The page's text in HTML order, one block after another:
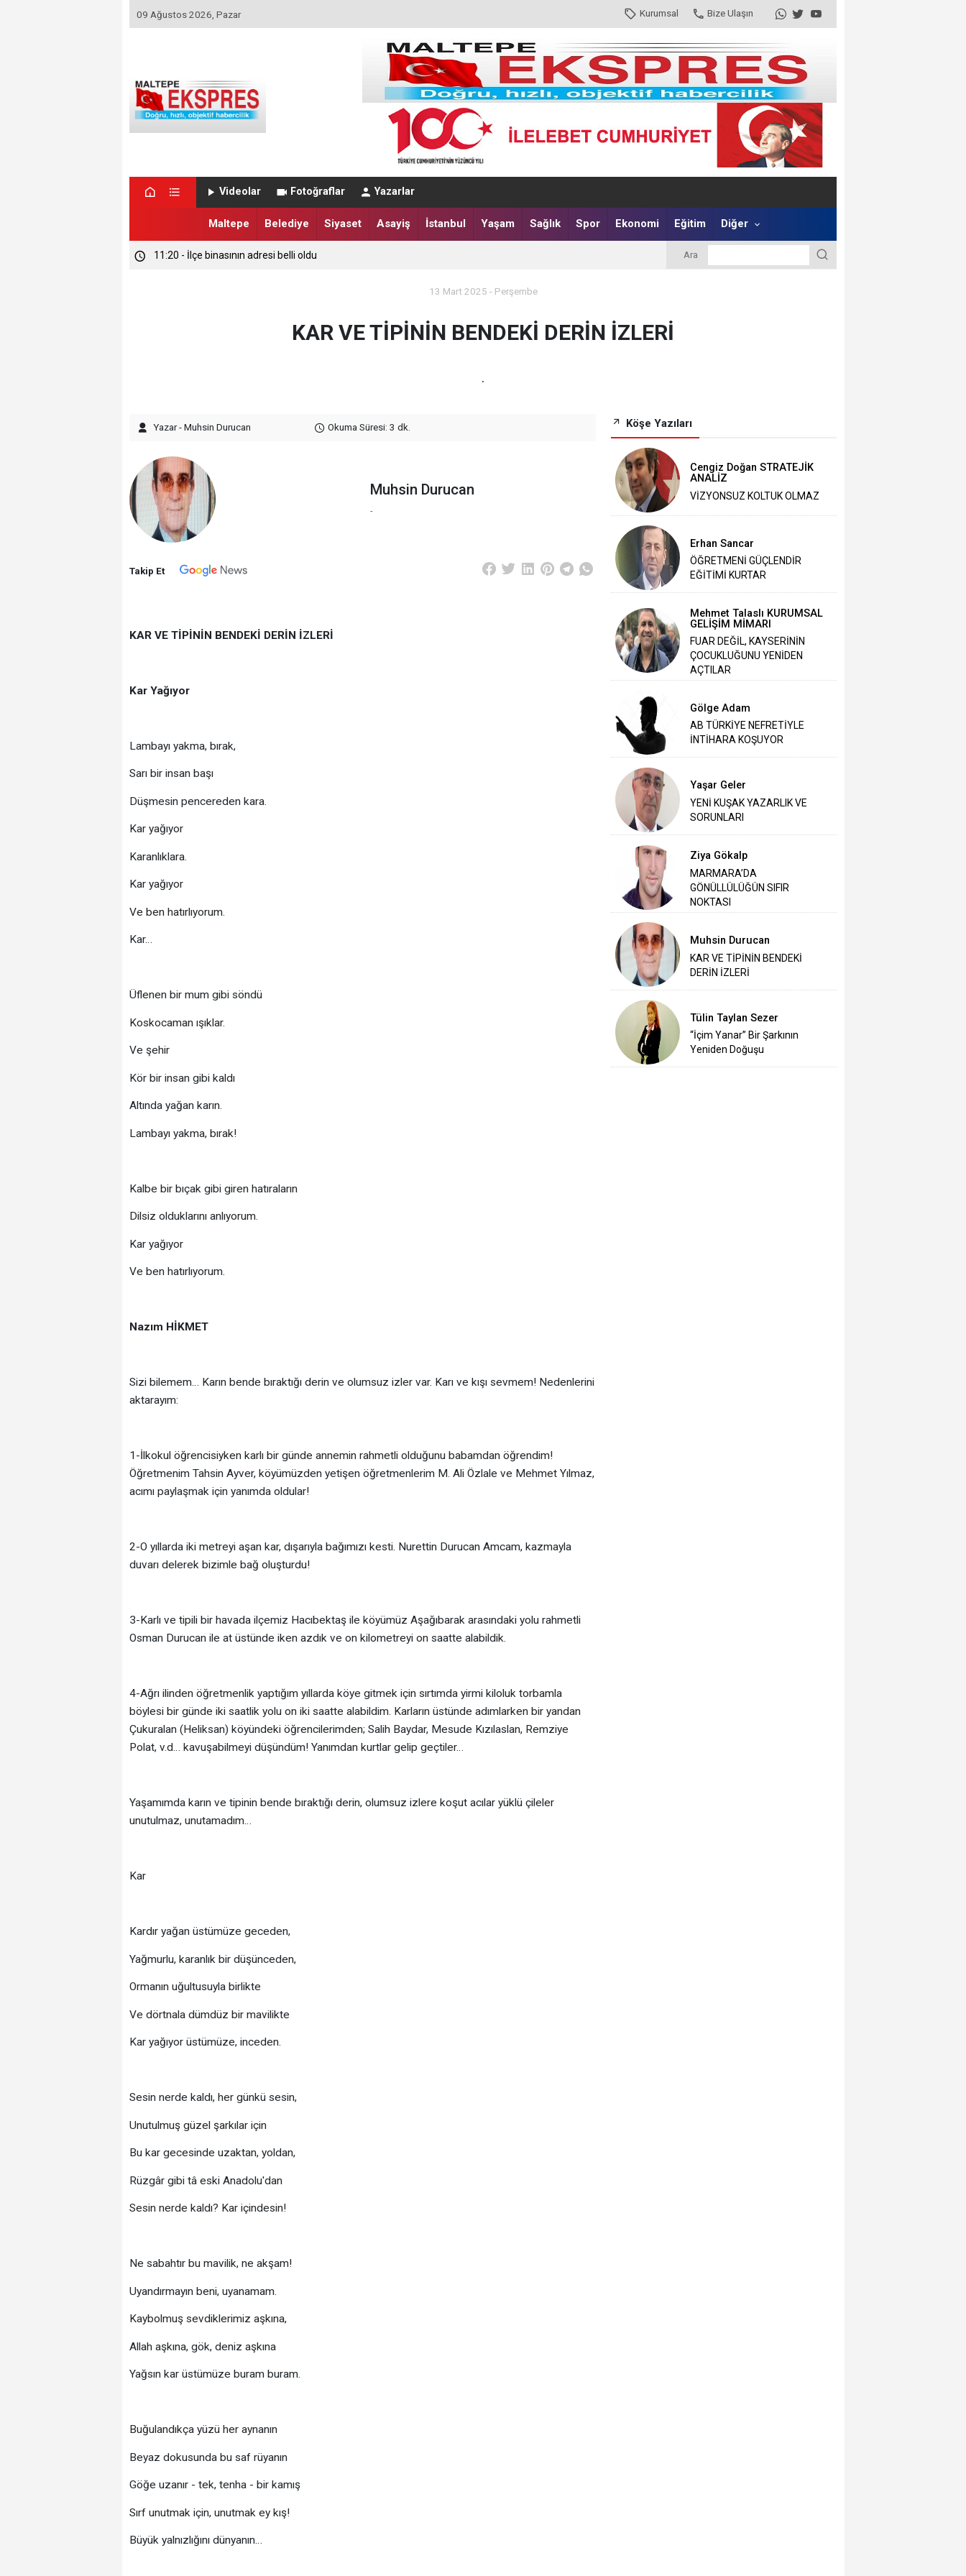
09 Ağustos 2026, Pazar Kurumsal Bize Ulaşın
Videolar Fotoğraflar Yazarlar
Maltepe Belediye Siyaset Asayiş İstanbul Yaşam Sağlık Spor Ekonomi Eğitim Diğer
11:20 - İlçe binasının adresi belli oldu Ara
13 Mart 2025 - Perşembe
KAR VE TİPİNİN BENDEKİ DERİN İZLERİ
.
Yazar - Muhsin Durucan Okuma Süresi: 3 dk.
Muhsin Durucan
-
Takip Et
KAR VE TİPİNİN BENDEKİ DERİN İZLERİ
Kar Yağıyor
Lambayı yakma, bırak,
Sarı bir insan başı
Düşmesin pencereden kara.
Kar yağıyor
Karanlıklara.
Kar yağıyor
Ve ben hatırlıyorum.
Kar…
Üflenen bir mum gibi söndü
Koskocaman ışıklar.
Ve şehir
Kör bir insan gibi kaldı
Altında yağan karın.
Lambayı yakma, bırak!
Kalbe bir bıçak gibi giren hatıraların
Dilsiz olduklarını anlıyorum.
Kar yağıyor
Ve ben hatırlıyorum.
Nazım HİKMET
Sizi bilemem… Karın bende bıraktığı derin ve olumsuz izler var. Karı ve kışı sevmem! Nedenlerini
aktarayım:
1-İlkokul öğrencisiyken karlı bir günde annemin rahmetli olduğunu babamdan öğrendim!
Öğretmenim Tahsin Ayver, köyümüzden yetişen öğretmenlerim M. Ali Özlale ve Mehmet Yılmaz,
acımı paylaşmak için yanımda oldular!
2-O yıllarda iki metreyi aşan kar, dışarıyla bağımızı kesti. Nurettin Durucan Amcam, kazmayla
duvarı delerek bizimle bağ oluşturdu!
3-Karlı ve tipili bir havada ilçemiz Hacıbektaş ile köyümüz Aşağıbarak arasındaki yolu rahmetli
Osman Durucan ile at üstünde iken azdık ve on kilometreyi on saatte alabildik.
4-Ağrı ilinden öğretmenlik yaptığım yıllarda köye gitmek için sırtımda yirmi kiloluk torbamla
böylesi bir günde iki saatlik yolu on iki saatte alabildim. Karların üstünde adımlarken bir yandan
Çukuralan (Heliksan) köyündeki öğrencilerimden; Salih Baydar, Mesude Kızılaslan, Remziye
Polat, v.d… kavuşabilmeyi düşündüm! Yanımdan kurtlar gelip geçtiler…
Yaşamımda karın ve tipinin bende bıraktığı derin, olumsuz izlere koşut acılar yüklü çileler
unutulmaz, unutamadım…
Kar
Kardır yağan üstümüze geceden,
Yağmurlu, karanlık bir düşünceden,
Ormanın uğultusuyla birlikte
Ve dörtnala dümdüz bir mavilikte
Kar yağıyor üstümüze, inceden.
Sesin nerde kaldı, her günkü sesin,
Unutulmuş güzel şarkılar için
Bu kar gecesinde uzaktan, yoldan,
Rüzgâr gibi tâ eski Anadolu'dan
Sesin nerde kaldı? Kar içindesin!
Ne sabahtır bu mavilik, ne akşam!
Uyandırmayın beni, uyanamam.
Kaybolmuş sevdiklerimiz aşkına,
Allah aşkına, gök, deniz aşkına
Yağsın kar üstümüze buram buram.
Buğulandıkça yüzü her aynanın
Beyaz dokusunda bu saf rüyanın
Göğe uzanır - tek, tenha - bir kamış
Sırf unutmak için, unutmak ey kış!
Büyük yalnızlığını dünyanın…
Köşe Yazıları
Cengiz Doğan STRATEJİK
ANALİZ
VİZYONSUZ KOLTUK OLMAZ
Erhan Sancar
ÖĞRETMENİ GÜÇLENDİR
EĞİTİMİ KURTAR
Mehmet Talaslı KURUMSAL
GELİŞİM MİMARI
FUAR DEĞİL, KAYSERİNİN
ÇOCUKLUĞUNU YENİDEN
AÇTILAR
Gölge Adam
AB TÜRKİYE NEFRETİYLE
İNTİHARA KOŞUYOR
Yaşar Geler
‎YENİ KUŞAK YAZARLIK VE
SORUNLARI
Ziya Gökalp
MARMARA’DA
GÖNÜLLÜLÜĞÜN SIFIR
NOKTASI
Muhsin Durucan
KAR VE TİPİNİN BENDEKİ
DERİN İZLERİ
Tülin Taylan Sezer
“İçim Yanar” Bir Şarkının
Yeniden Doğuşu